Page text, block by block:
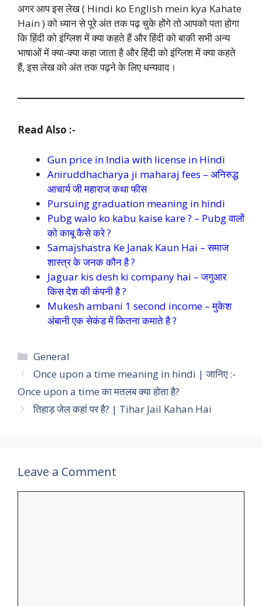
अगर आप इस लेख ( Hindi ko English mein kya Kahate
Hain ) को ध्यान से पूरे अंत तक पढ़ चुके होंगे तो आपको पता होगा
कि हिंदी को इंग्लिश में क्या कहते हैं और हिंदी को बाकी सभी अन्य
भाषाओं में क्या-क्या कहा जाता है और हिंदी को इंग्लिश में क्या कहते
हैं, इस लेख को अंत तक पढ़ने के लिए धन्यवाद।
Read Also :-
Gun price in India with license in Hindi
Aniruddhacharya ji maharaj fees – अनिरुद्ध
आचार्य जी महाराज कथा फीस
Pursuing graduation meaning in hindi
Pubg walo ko kabu kaise kare ? – Pubg वालों
को काबू कैसे करे ?
Samajshastra Ke Janak Kaun Hai – समाज
शास्त्र के जनक कौन है ?
Jaguar kis desh ki company hai – जगुआर
किस देश की कंपनी है ?
Mukesh ambani 1 second income – मुकेश
अंबानी एक सेकंड में कितना कमाते है ?
Categories
General
Once upon a time meaning in hindi | जानिए :-
Once upon a time का मतलब क्या होता है?
तिहाड़ जेल कहां पर है? | Tihar Jail Kahan Hai
Leave a Comment